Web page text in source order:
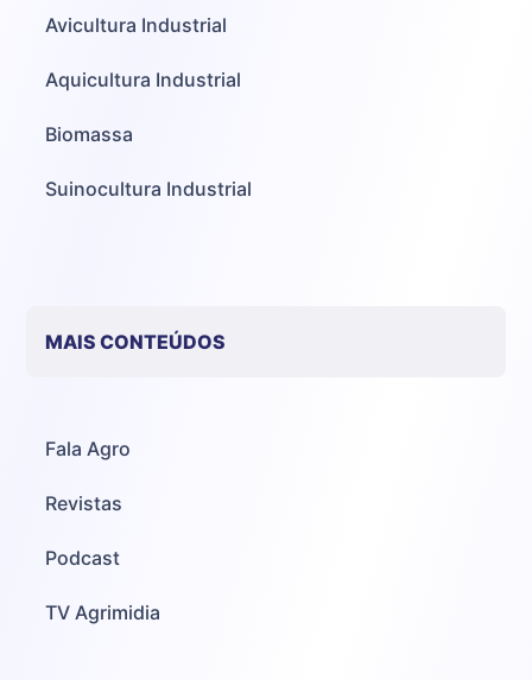
Avicultura Industrial
Aquicultura Industrial
Biomassa
Suinocultura Industrial
MAIS CONTEÚDOS
Fala Agro
Revistas
Podcast
TV Agrimidia